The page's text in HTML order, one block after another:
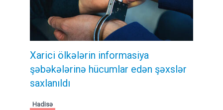
Xarici ölkələrin informasiya
şəbəkələrinə hücumlar edən şəxslər
saxlanıldı
Hadisə